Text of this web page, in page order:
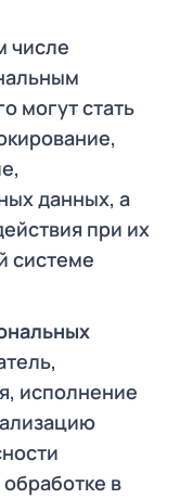
числе
могут стать
данных, а
при их
системе
исполнение
в